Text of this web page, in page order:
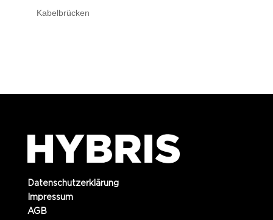
Kabelbrücken
Datenschutzerklärung
Impressum
AGB